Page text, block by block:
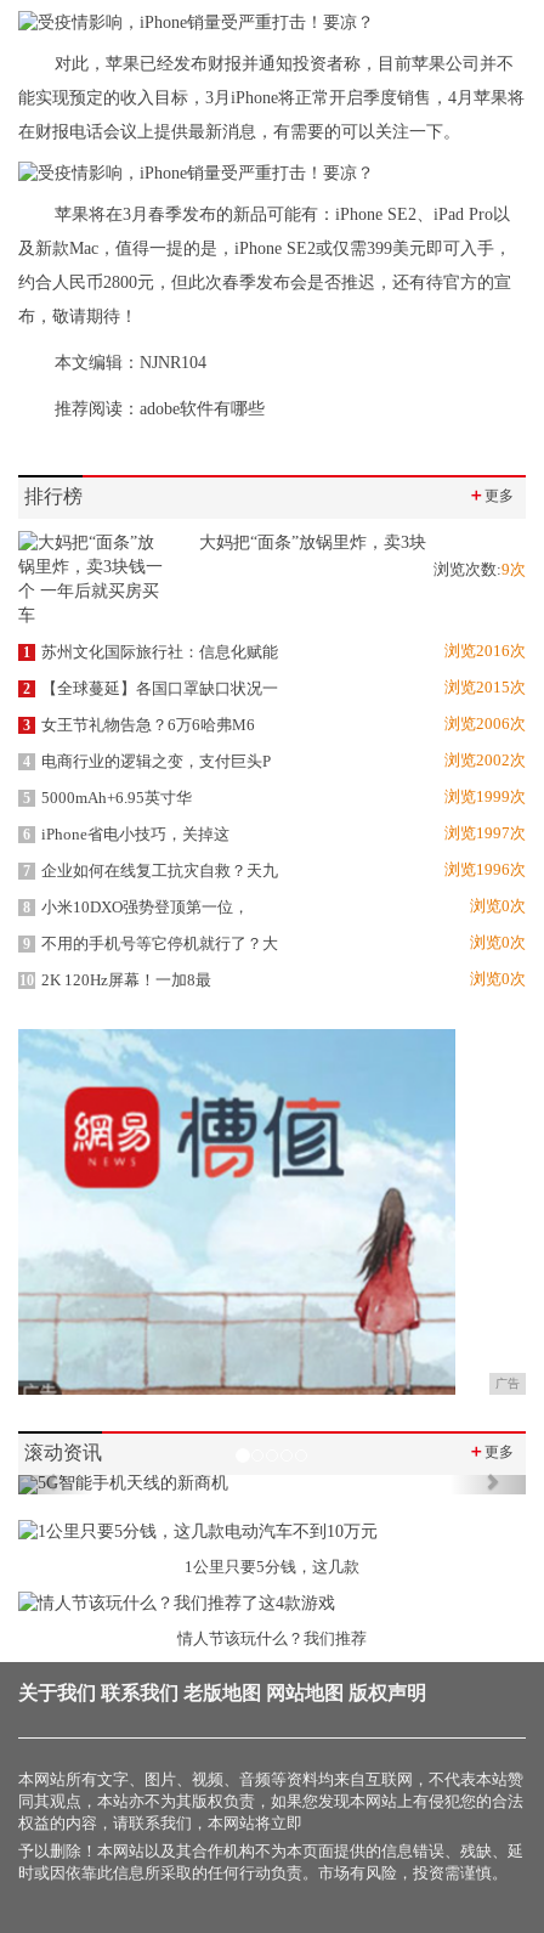
对此，苹果已经发布财报并通知投资者称，目前苹果公司并不
能实现预定的收入目标，3月iPhone将正常开启季度销售，4月苹果将
在财报电话会议上提供最新消息，有需要的可以关注一下。
苹果将在3月春季发布的新品可能有：iPhone SE2、iPad Pro以
及新款Mac，值得一提的是，iPhone SE2或仅需399美元即可入手，
约合人民币2800元，但此次春季发布会是否推迟，还有待官方的宣
布，敬请期待！
本文编辑：NJNR104
推荐阅读： adobe软件有哪些
排行榜 ＋更多
大妈把“面条”放锅里炸，卖3块
浏览次数:9次
1 苏州文化国际旅行社：信息化赋能 浏览2016次
2 【全球蔓延】各国口罩缺口状况一 浏览2015次
3 女王节礼物告急？6万6哈弗M6 浏览2006次
4 电商行业的逻辑之变，支付巨头P 浏览2002次
5 5000mAh+6.95英寸华 浏览1999次
6 iPhone省电小技巧，关掉这 浏览1997次
7 企业如何在线复工抗灾自救？天九 浏览1996次
8 小米10DXO强势登顶第一位， 浏览0次
9 不用的手机号等它停机就行了？大 浏览0次
10 2K 120Hz屏幕！一加8最 浏览0次
广告
滚动资讯 ＋更多
Previous Next
1公里只要5分钱，这几款
情人节该玩什么？我们推荐
关于我们 联系我们 老版地图 网站地图 版权声明
本网站所有文字、图片、视频、音频等资料均来自互联网，不代表本站赞
同其观点，本站亦不为其版权负责，如果您发现本网站上有侵犯您的合法
权益的内容，请联系我们，本网站将立即
予以删除！本网站以及其合作机构不为本页面提供的信息错误、残缺、延
时或因依靠此信息所采取的任何行动负责。市场有风险，投资需谨慎。